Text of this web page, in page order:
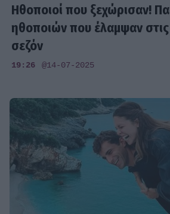
Ηθοποιοί που ξεχώρισαν!
ηθοποιών που έλαμψαν στις
σεζόν
19:26 @14-07-2025